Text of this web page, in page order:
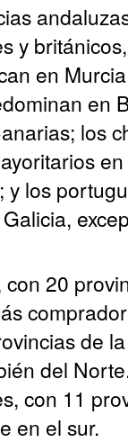
y
en
en
los
y los
20
de
del
con 11
en el sur.